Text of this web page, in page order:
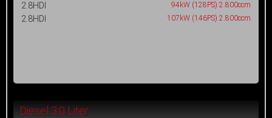
2.8HDI 94kW (128PS) 2.800ccm
2.8HDI 107kW (146PS) 2.800ccm
Diesel 3.0 Liter